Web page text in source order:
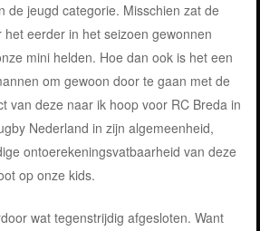
de jeugd categorie. Misschien zat de
eerder in het seizoen gewonnen
mini helden. Hoe dan ook is het een
om gewoon door te gaan met de
van deze naar ik hoop voor RC Breda in
Nederland in zijn algemeenheid,
ontoerekeningsvatbaarheid van deze
op onze kids.
wat tegenstrijdig afgesloten. Want